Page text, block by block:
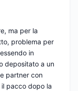
ma per la
problema per
in
depositato a un
partner con
pacco dopo la